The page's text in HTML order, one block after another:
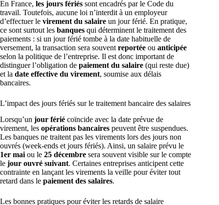
En France, les jours fériés sont encadrés par le Code du
travail. Toutefois, aucune loi n’interdit à un employeur
d’effectuer le virement du salaire un jour férié. En pratique,
ce sont surtout les banques qui déterminent le traitement des
paiements : si un jour férié tombe à la date habituelle de
versement, la transaction sera souvent reportée ou anticipée
selon la politique de l’entreprise. Il est donc important de
distinguer l’obligation de paiement du salaire (qui reste due)
et la date effective du virement, soumise aux délais
bancaires.
L’impact des jours fériés sur le traitement bancaire des salaires
Lorsqu’un jour férié coïncide avec la date prévue de
virement, les opérations bancaires peuvent être suspendues.
Les banques ne traitent pas les virements lors des jours non
ouvrés (week-ends et jours fériés). Ainsi, un salaire prévu le
1er mai ou le 25 décembre sera souvent visible sur le compte
le jour ouvré suivant. Certaines entreprises anticipent cette
contrainte en lançant les virements la veille pour éviter tout
retard dans le paiement des salaires.
Les bonnes pratiques pour éviter les retards de salaire